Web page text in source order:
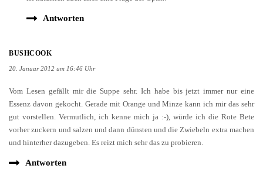
Antworten
BUSHCOOK
20. Januar 2012 um 16:46 Uhr
Vom Lesen gefällt mir die Suppe sehr. Ich habe bis jetzt immer nur eine
Essenz davon gekocht. Gerade mit Orange und Minze kann ich mir das sehr
gut vorstellen. Vermutlich, ich kenne mich ja :-), würde ich die Rote Bete
vorher zuckern und salzen und dann dünsten und die Zwiebeln extra machen
und hinterher dazugeben. Es reizt mich sehr das zu probieren.
Antworten